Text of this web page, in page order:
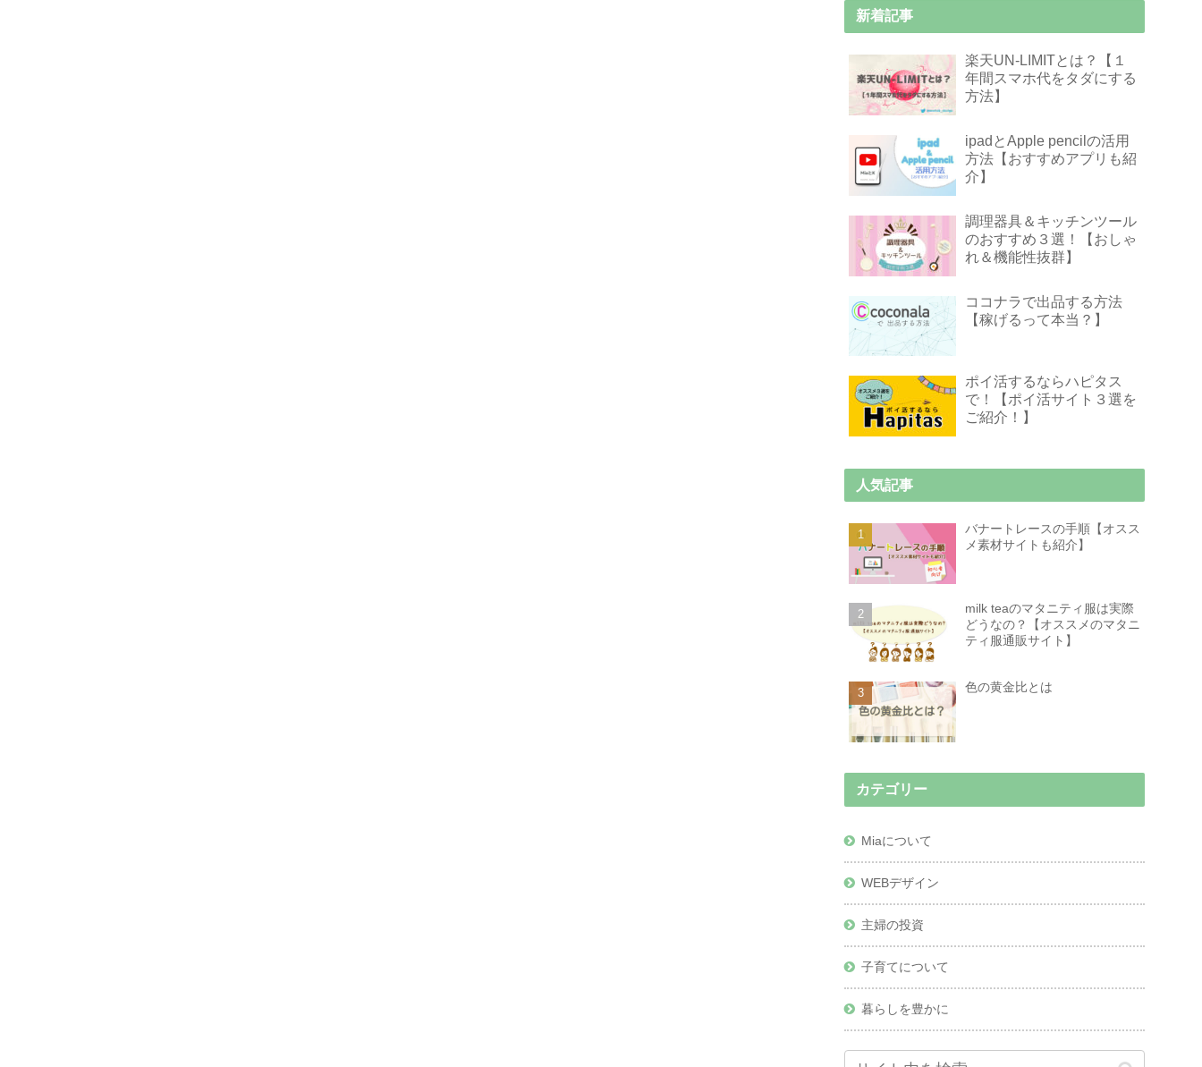
新着記事
楽天UN-LIMITとは？【１
年間スマホ代をタダにする
方法】
ipadとApple pencilの活用
方法【おすすめアプリも紹
介】
調理器具＆キッチンツール
のおすすめ３選！【おしゃ
れ＆機能性抜群】
ココナラで出品する方法
【稼げるって本当？】
ポイ活するならハピタス
で！【ポイ活サイト３選を
ご紹介！】
人気記事
バナートレースの手順【オスス
メ素材サイトも紹介】
milk teaのマタニティ服は実際
どうなの？【オススメのマタニ
ティ服通販サイト】
色の黄金比とは
カテゴリー
Miaについて
WEBデザイン
主婦の投資
子育てについて
暮らしを豊かに